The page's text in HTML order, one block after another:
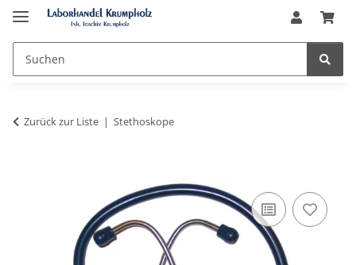
Zurück zur Liste Stethoskope